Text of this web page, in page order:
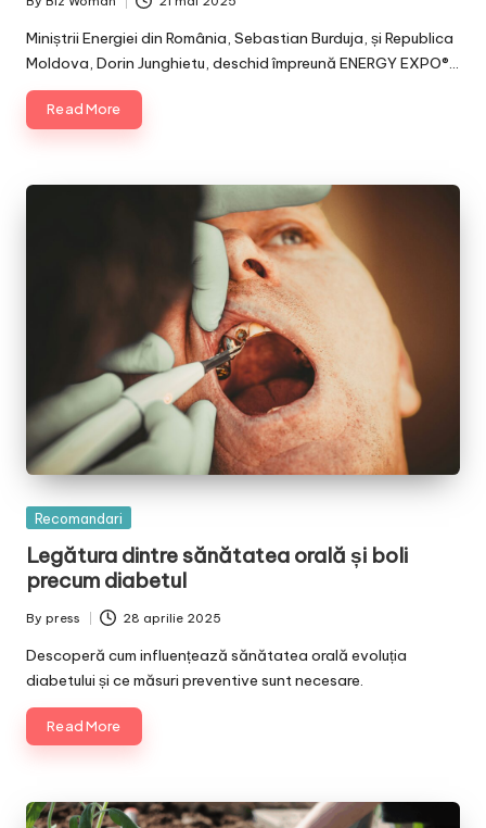
Posted
by
Miniștrii Energiei din România, Sebastian Burduja, și Republica
Moldova, Dorin Junghietu, deschid împreună ENERGY EXPO®…
Read More
Posted
Recomandari
Legătura dintre sănătatea orală și boli
precum diabetul
Posted
by
By press 28 aprilie 2025
Descoperă cum influențează sănătatea orală evoluția
diabetului și ce măsuri preventive sunt necesare.
Read More